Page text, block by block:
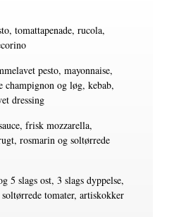
tomattapenade, rucola,
pesto, mayonnaise,
champignon og løg, kebab,
dressing
frisk mozzarella,
rosmarin og soltørrede
5 slags ost, 3 slags dyppelse,
tomater, artiskokker